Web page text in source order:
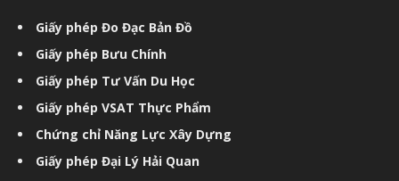
Giấy phép Đo Đạc Bản Đồ
Giấy phép Bưu Chính
Giấy phép Tư Vấn Du Học
Giấy phép VSAT Thực Phẩm
Chứng chỉ Năng Lực Xây Dựng
Giấy phép Đại Lý Hải Quan